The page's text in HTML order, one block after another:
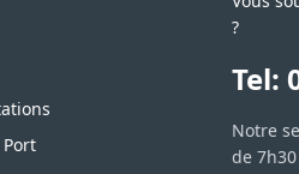
?
Tel:
Notre
de